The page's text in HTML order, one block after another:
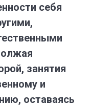
себя
занятия
и
оставаясь